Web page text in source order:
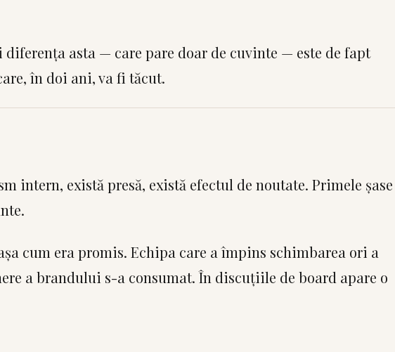
diferența asta — care pare doar de cuvinte — este de fapt
în doi ani, va fi tăcut.
intern, există presă, există efectul de noutate. Primele șase
cum era promis. Echipa care a împins schimbarea ori a
a brandului s-a consumat. În discuțiile de board apare o